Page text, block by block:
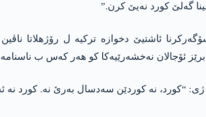
گەلێ کورد نەیێ کرن.”
ئاشتیێ دخوازە ترکیە ل رۆژھلاتا
ئۆجالان نەخشەرێیەکا کو ھەر کەس ب
“کورد، نە کوردێن سەدسال بەرێ نە. کورد نە